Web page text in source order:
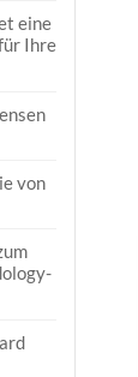
eine
Ihre
von